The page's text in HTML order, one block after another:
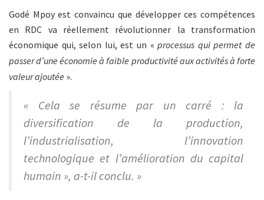
Godé Mpoy est convaincu que développer ces compétences
en RDC va réellement révolutionner la transformation
économique qui, selon lui, est un « processus qui permet de
passer d’une économie à faible productivité aux activités à forte
valeur ajoutée ».
« Cela se résume par un carré : la
diversification de la production,
l’industrialisation, l’innovation
technologique et l’amélioration du capital
humain », a-t-il conclu. »